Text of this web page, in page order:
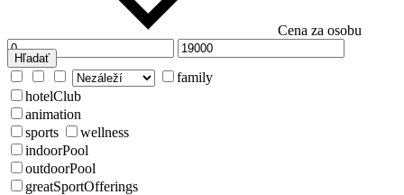
Cena za osobu
Hľadať
family
hotelClub
animation
sports
wellness
indoorPool
outdoorPool
greatSportOfferings